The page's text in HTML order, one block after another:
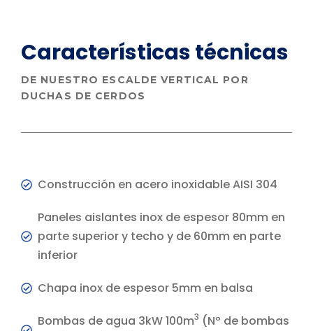
Característicastécnicas
DE NUESTRO ESCALDE VERTICAL POR
DUCHAS DE CERDOS
Construcción en acero inoxidable AISI 304
Paneles aislantes inox de espesor 80mm en
parte superior y techo y de 60mm en parte
inferior
Chapa inox de espesor 5mm en balsa
Bombas de agua 3kW 100m3 (Nº de bombas